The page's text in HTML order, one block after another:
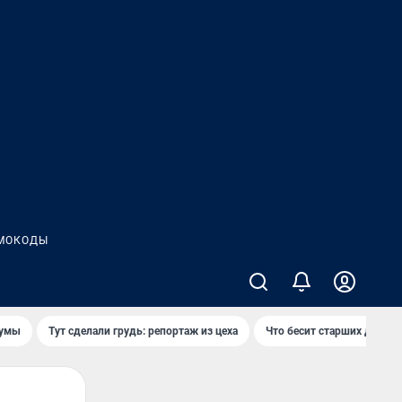
Тут сделали грудь: репортаж из цеха Что бесит старших детей